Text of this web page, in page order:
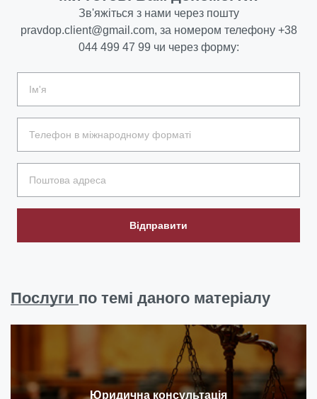
Зв'яжіться з нами через пошту
pravdop.client@gmail.com, за номером телефону +38
044 499 47 99 чи через форму:
Відправити
Послуги по темі даного матеріалу
Юридична консультація